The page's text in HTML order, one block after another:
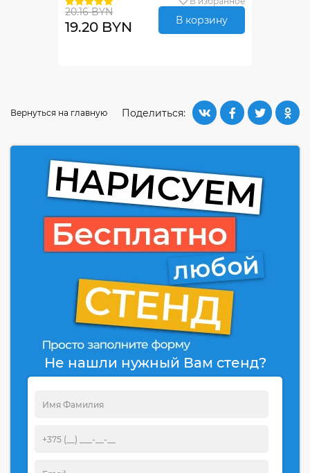
20.16 BYN
19.20 BYN В корзину
Поделиться:
Вернуться на главную
Не нашли нужный Вам стенд?